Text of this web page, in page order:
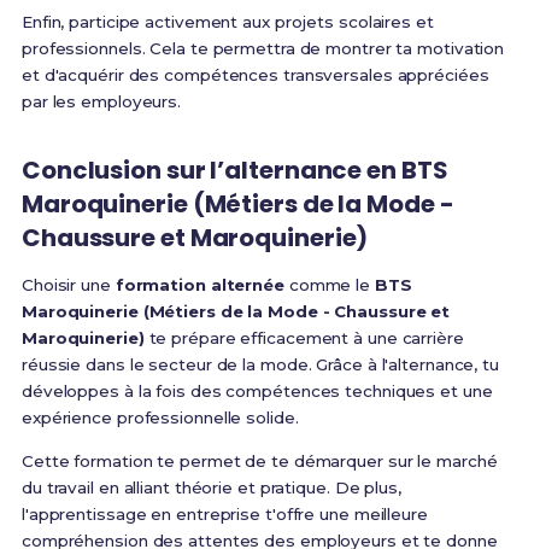
Enfin, participe activement aux projets scolaires et
professionnels. Cela te permettra de montrer ta motivation
et d'acquérir des compétences transversales appréciées
par les employeurs.
Conclusion sur l’alternance en BTS
Maroquinerie (Métiers de la Mode -
Chaussure et Maroquinerie)
Choisir une formation alternéecomme le BTS
Maroquinerie (Métiers de la Mode - Chaussure et
Maroquinerie) te prépare efficacement à une carrière
réussie dans le secteur de la mode. Grâce à l'alternance, tu
développes à la fois des compétences techniques et une
expérience professionnelle solide.
Cette formation te permet de te démarquer sur le marché
du travail en alliant théorie et pratique. De plus,
l'apprentissage en entreprise t'offre une meilleure
compréhension des attentes des employeurs et te donne